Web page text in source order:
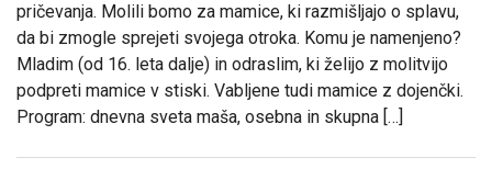
pričevanja. Molili bomo za mamice, ki razmišljajo o splavu,
da bi zmogle sprejeti svojega otroka. Komu je namenjeno?
Mladim (od 16. leta dalje) in odraslim, ki želijo z molitvijo
podpreti mamice v stiski. Vabljene tudi mamice z dojenčki.
Program: dnevna sveta maša, osebna in skupna […]